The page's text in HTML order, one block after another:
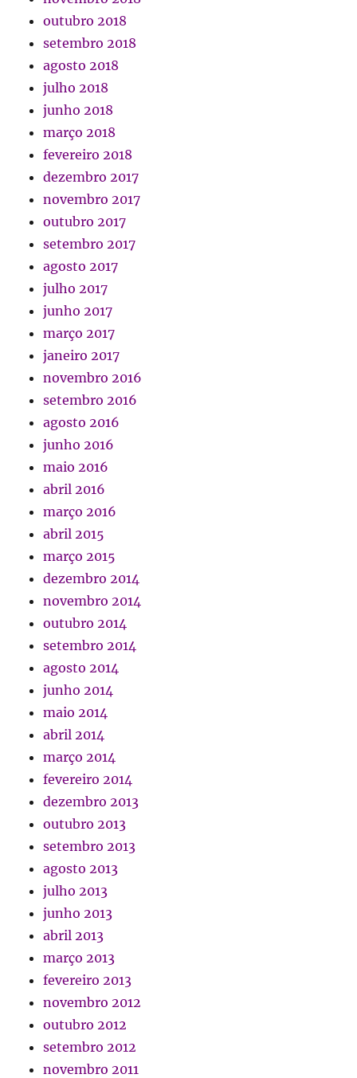
outubro 2018
setembro 2018
agosto 2018
julho 2018
junho 2018
março 2018
fevereiro 2018
dezembro 2017
novembro 2017
outubro 2017
setembro 2017
agosto 2017
julho 2017
junho 2017
março 2017
janeiro 2017
novembro 2016
setembro 2016
agosto 2016
junho 2016
maio 2016
abril 2016
março 2016
abril 2015
março 2015
dezembro 2014
novembro 2014
outubro 2014
setembro 2014
agosto 2014
junho 2014
maio 2014
abril 2014
março 2014
fevereiro 2014
dezembro 2013
outubro 2013
setembro 2013
agosto 2013
julho 2013
junho 2013
abril 2013
março 2013
fevereiro 2013
novembro 2012
outubro 2012
setembro 2012
novembro 2011